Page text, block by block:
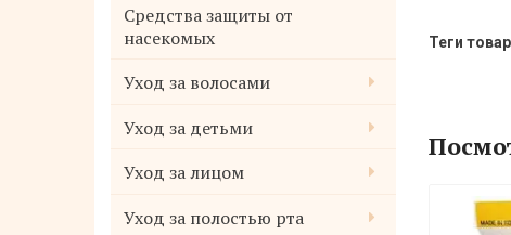
Средства защиты от
насекомых
Уход за волосами
Уход за детьми
Уход за лицом
Уход за полостью рта
Теги